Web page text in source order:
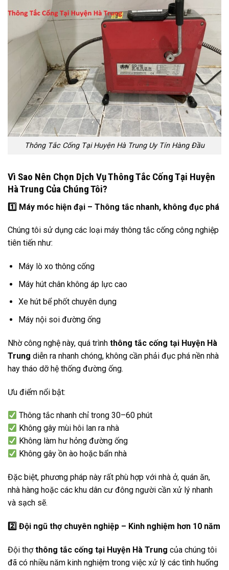
Thông Tắc Cống Tại Huyện Hà Trung Uy Tín Hàng Đầu
Vì Sao Nên Chọn Dịch Vụ Thông Tắc Cống Tại Huyện
Hà Trung Của Chúng Tôi?
1️ Máy móc hiện đại – Thông tắc nhanh, không đục phá
Chúng tôi sử dụng các loại máy thông tắc cống công nghiệp
tiên tiến như:
Máy lò xo thông cống
Máy hút chân không áp lực cao
Xe hút bể phốt chuyên dụng
Máy nội soi đường ống
Nhờ công nghệ này, quá trình thông tắc cống tại Huyện Hà
Trung diễn ra nhanh chóng, không cần phải đục phá nền nhà
hay tháo dỡ hệ thống đường ống.
Ưu điểm nổi bật:
Thông tắc nhanh chỉ trong 30–60 phút
Không gây mùi hôi lan ra nhà
Không làm hư hỏng đường ống
Không gây ồn ào hoặc bẩn nhà
Đặc biệt, phương pháp này rất phù hợp với nhà ở, quán ăn,
nhà hàng hoặc các khu dân cư đông người cần xử lý nhanh
và sạch sẽ.
2️ Đội ngũ thợ chuyên nghiệp – Kinh nghiệm hơn 10 năm
Đội thợthông tắc cống tại Huyện Hà Trung của chúng tôi
đã có nhiều năm kinh nghiệm trong việc xử lý các tình huống